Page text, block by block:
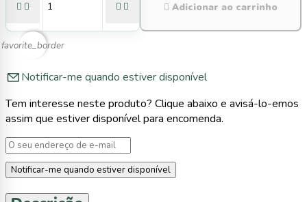
     Adicionar ao carrinho
favorite_border
Notificar-me quando estiver disponível
Tem interesse neste produto? Clique abaixo e avisá-lo-emos
assim que estiver disponível para encomenda.
Notificar-me quando estiver disponível